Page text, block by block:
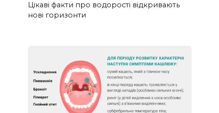
Цікаві факти про водорості відкривають
нові горизонти